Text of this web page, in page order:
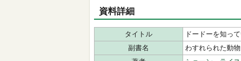
資料詳細
タイトル
ドードーを知っ
副書名
わすれられた動